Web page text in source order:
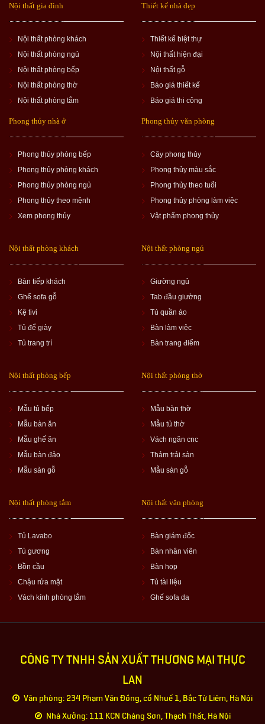
Nội thất gia đình
Nội thất phòng khách
Nội thất phòng ngủ
Nội thất phòng bếp
Nội thất phòng thờ
Nội thất phòng tắm
Thiết kế nhà đẹp
Thiết kế biệt thự
Nội thất hiện đại
Nội thất gỗ
Báo giá thiết kế
Báo giá thi công
Phong thủy nhà ở
Phong thủy phòng bếp
Phong thủy phòng khách
Phong thủy phòng ngủ
Phong thủy theo mệnh
Xem phong thủy
Phong thủy văn phòng
Cây phong thủy
Phong thủy màu sắc
Phong thủy theo tuổi
Phong thủy phòng làm việc
Vật phẩm phong thủy
Nội thất phòng khách
Bàn tiếp khách
Ghế sofa gỗ
Kệ tivi
Tủ để giày
Tủ trang trí
Nội thất phòng ngủ
Giường ngủ
Tab đầu giường
Tủ quần áo
Bàn làm việc
Bàn trang điểm
Nội thất phòng bếp
Mẫu tủ bếp
Mẫu bàn ăn
Mẫu ghế ăn
Mẫu bàn đảo
Mẫu sàn gỗ
Nội thất phòng thờ
Mẫu bàn thờ
Mẫu tủ thờ
Vách ngăn cnc
Thảm trải sàn
Mẫu sàn gỗ
Nội thất phòng tắm
Tủ Lavabo
Tủ gương
Bồn cầu
Chậu rửa mặt
Vách kính phòng tắm
Nội thất văn phòng
Bàn giám đốc
Bàn nhân viên
Bàn họp
Tủ tài liệu
Ghế sofa da
CÔNG TY TNHH SẢN XUẤT THƯƠNG MẠI THỰC
LAN
Văn phòng: 234 Phạm Văn Đồng, cổ Nhuế 1, Bắc Từ Liêm, Hà Nội
Nhà Xưởng: 111 KCN Chàng Sơn, Thạch Thất, Hà Nội